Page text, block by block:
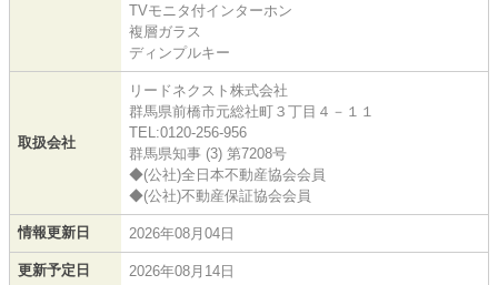
TVモニタ付インターホン
複層ガラス
ディンプルキー
取扱会社
リードネクスト株式会社
群馬県前橋市元総社町３丁目４－１１
TEL:0120-256-956
群馬県知事 (3) 第7208号
◆(公社)全日本不動産協会会員
◆(公社)不動産保証協会会員
情報更新日 2026年08月04日
更新予定日 2026年08月14日